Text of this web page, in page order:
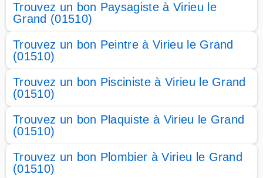
Trouvez un bon Paysagiste à Virieu le
Grand (01510)
Trouvez un bon Peintre à Virieu le Grand
(01510)
Trouvez un bon Pisciniste à Virieu le Grand
(01510)
Trouvez un bon Plaquiste à Virieu le Grand
(01510)
Trouvez un bon Plombier à Virieu le Grand
(01510)